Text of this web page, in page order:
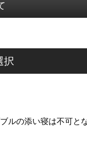
択
ルの添い寝は不可と